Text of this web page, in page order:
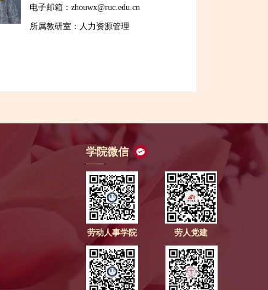
电子邮箱：zhouwx@ruc.edu.cn
所属教研室：人力资源管理
学院微信
劳动人事学院 劳人党建